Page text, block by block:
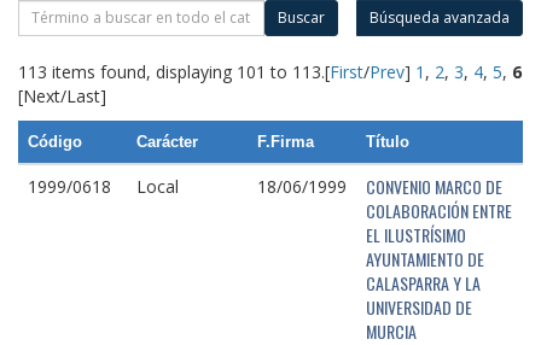
Buscar Búsqueda avanzada
113 items found, displaying 101 to 113.[First/Prev] 1 , 2, 3, 4, 5, 6
[Next/Last]
Código Carácter F.Firma Título
1999/0618 Local 18/06/1999
CONVENIO MARCO DE
COLABORACIÓN ENTRE
EL ILUSTRÍSIMO
AYUNTAMIENTO DE
CALASPARRA Y LA
UNIVERSIDAD DE
MURCIA